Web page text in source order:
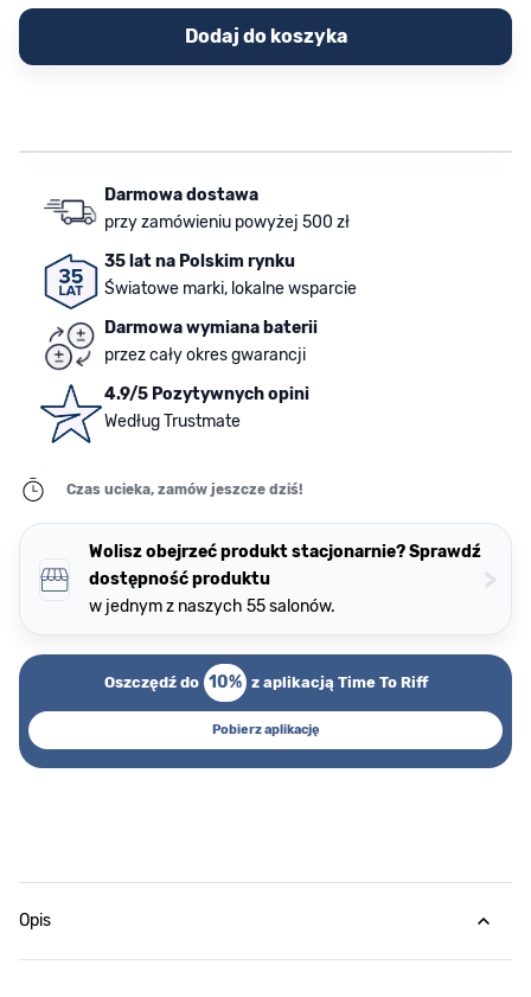
Dodaj do koszyka
Darmowa dostawa
przy zamówieniu powyżej 500 zł
35 lat na Polskim rynku
Światowe marki, lokalne wsparcie
Darmowa wymiana baterii
przez cały okres gwarancji
4.9/5 Pozytywnych opini
Według Trustmate
Czas ucieka, zamów jeszcze dziś!
Wolisz obejrzeć produkt stacjonarnie? Sprawdź
dostępność produktu
w jednym z naszych 55 salonów.
>
Oszczędź do 10% z aplikacją Time To Riff
Pobierz aplikację
Opis